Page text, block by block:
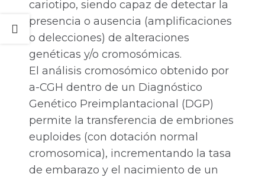
cariotipo, siendo capaz de detectar la
presencia o ausencia (amplificaciones
o delecciones) de alteraciones
genéticas y/o cromosómicas.
El análisis cromosómico obtenido por
a-CGH dentro de un Diagnóstico
Genético Preimplantacional (DGP)
permite la transferencia de embriones
euploides (con dotación normal
cromosomica), incrementando la tasa
de embarazo y el nacimiento de un